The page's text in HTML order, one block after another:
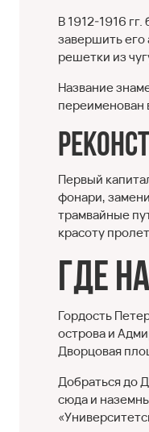
В 1912-1916
завершить
решетки из
Название
переименован
Первый
фонари,
трамвайные
красоту
Где
Гордость
острова и
Дворцовая
Добраться до
сюда и